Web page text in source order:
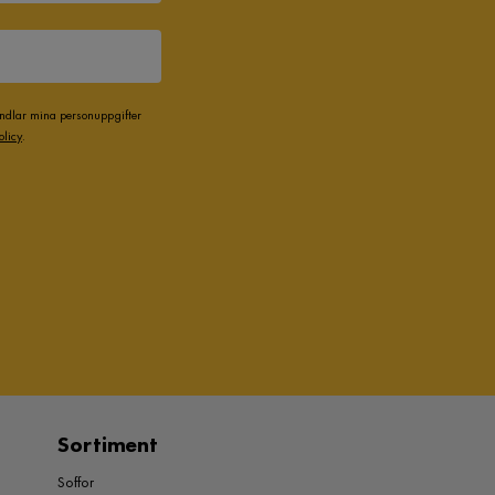
mina personuppgifter
.
Sortiment
Soffor